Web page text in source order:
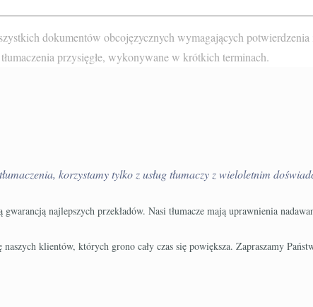
dokumentów obcojęzycznych wymagających
tłumaczenia przysięgłe, wykonywane w krótkich terminach.
korzystamy tylko z usług tłumaczy z wieloletnim
najlepszych przekładów. Nasi tłumacze mają uprawnienia
klientów, których grono cały czas się powiększa. Zapraszamy